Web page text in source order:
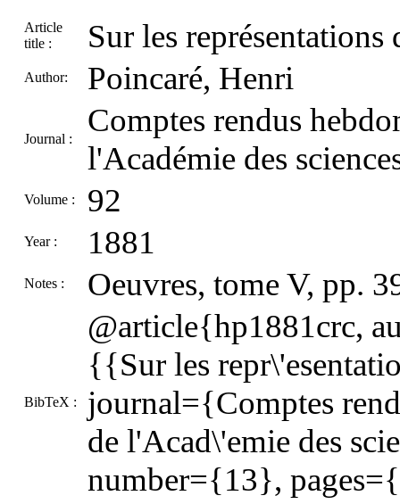
Article
title :
Sur les représentations
Author: Poincaré, Henri
Journal :
Comptes rendus
l'Académie des
Volume : 92
Year : 1881
Notes : Oeuvres, tome V, pp.
BibTeX :
@article{hp1881crc,
{{Sur les
journal={Comptes
de l'Acad\'emie des
number={13},